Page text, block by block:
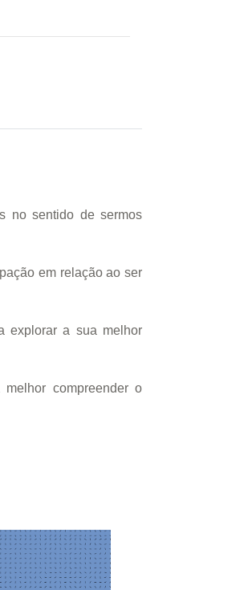
no sentido de sermos
em relação ao ser
explorar a sua melhor
compreender o